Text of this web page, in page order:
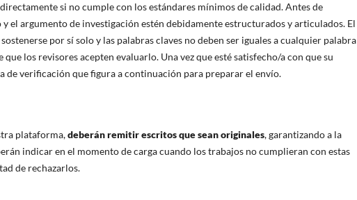
si no cumple con los estándares mínimos de calidad. Antes de
el argumento de investigación estén debidamente estructurados y articulados. El
por sí solo y las palabras claves no deben ser iguales a cualquier palabra
los revisores acepten evaluarlo. Una vez que esté satisfecho/a con que su
de verificación que figura a continuación para preparar el envío.
plataforma,deberán remitir escritos que sean originales, garantizando a la
indicar en el momento de carga cuando los trabajos no cumplieran con estas
de rechazarlos.